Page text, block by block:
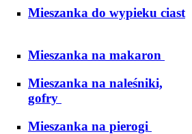
Mieszanka do wypieku ciast
Mieszanka na makaron
Mieszanka na naleśniki,
gofry
Mieszanka na pierogi